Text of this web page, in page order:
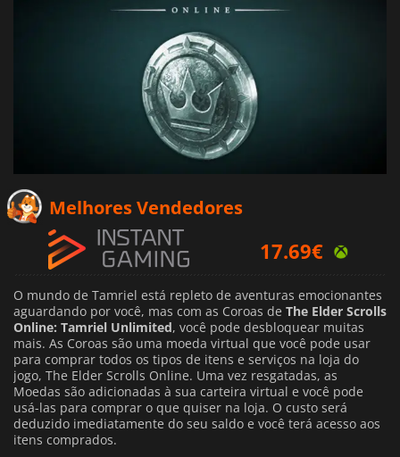
Melhores Vendedores
25.89€
4.01€
O mundo de Tamriel está repleto de aventuras emocionantes
aguardando por você, mas com as Coroas de The Elder Scrolls
Online: Tamriel Unlimited, você pode desbloquear muitas
mais. As Coroas são uma moeda virtual que você pode usar
para comprar todos os tipos de itens e serviços na loja do
jogo, The Elder Scrolls Online. Uma vez resgatadas, as
Moedas são adicionadas à sua carteira virtual e você pode
usá-las para comprar o que quiser na loja. O custo será
deduzido imediatamente do seu saldo e você terá acesso aos
itens comprados.